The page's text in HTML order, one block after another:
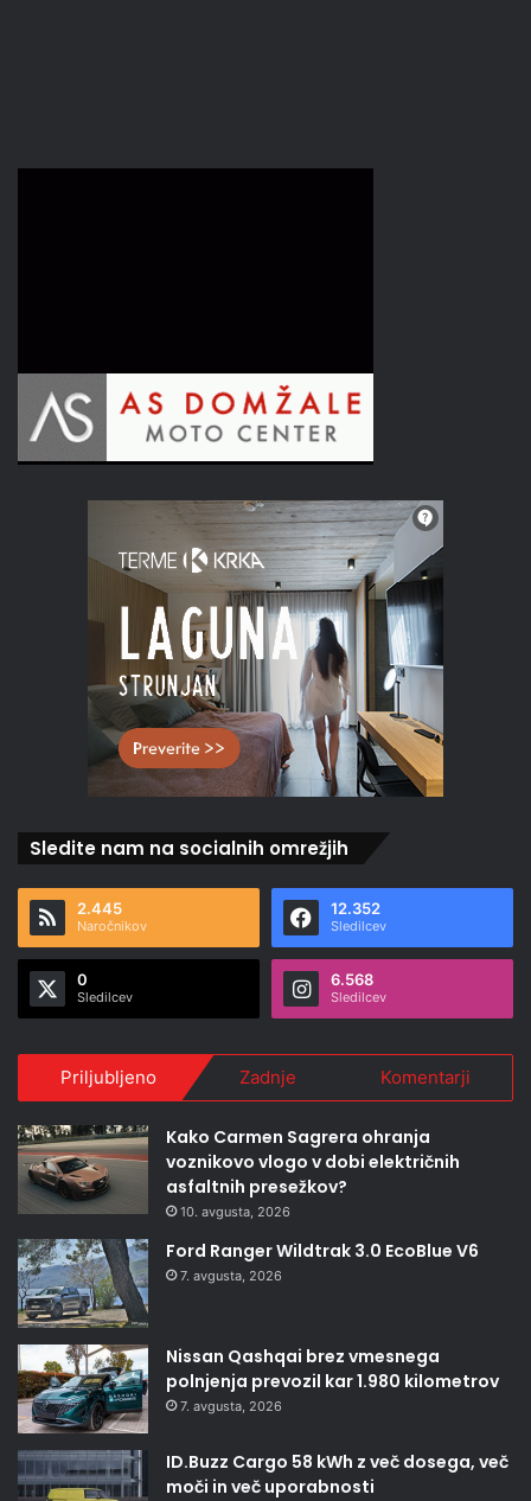
Sledite nam na socialnih omrežjih
2.445
Naročnikov
12.352
Sledilcev
0
Sledilcev
6.568
Sledilcev
Priljubljeno Zadnje Komentarji
Kako Carmen Sagrera ohranja
voznikovo vlogo v dobi električnih
asfaltnih presežkov?
10. avgusta, 2026
Ford Ranger Wildtrak 3.0 EcoBlue V6
7. avgusta, 2026
Nissan Qashqai brez vmesnega
polnjenja prevozil kar 1.980 kilometrov
7. avgusta, 2026
ID.Buzz Cargo 58 kWh z več dosega, več
moči in več uporabnosti